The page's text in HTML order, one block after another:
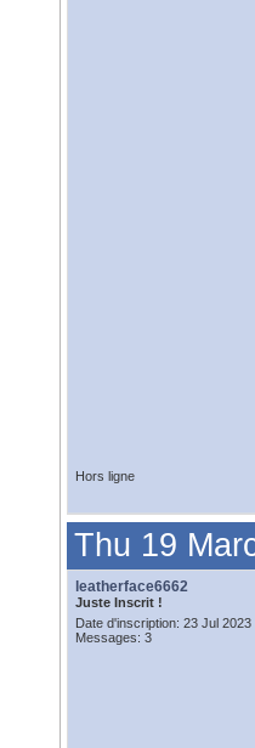
Hors ligne
Thu 19
leatherface6662
Juste Inscrit !
Date d'inscription: 23 Jul 2023
Messages: 3